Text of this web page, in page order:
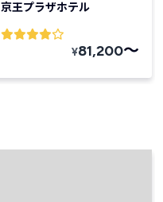
京王プラザホテル
¥81,200〜